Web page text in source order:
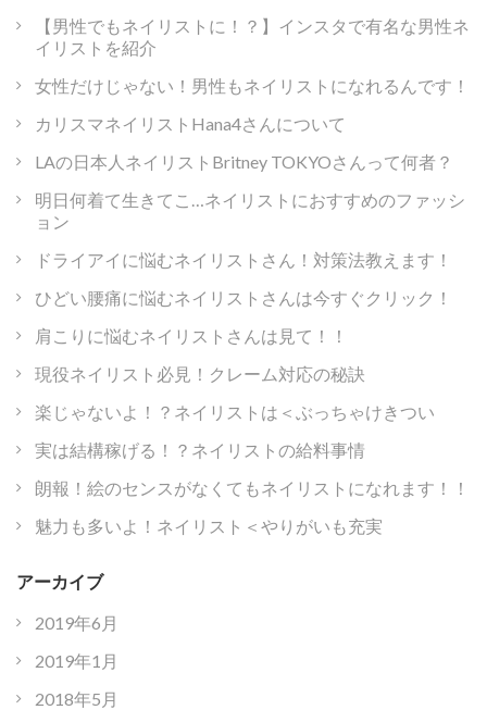
【男性でもネイリストに！？】インスタで有名な男性ネ
イリストを紹介
女性だけじゃない！男性もネイリストになれるんです！
カリスマネイリストHana4さんについて
LAの日本人ネイリストBritney TOKYOさんって何者？
明日何着て生きてこ…ネイリストにおすすめのファッシ
ョン
ドライアイに悩むネイリストさん！対策法教えます！
ひどい腰痛に悩むネイリストさんは今すぐクリック！
肩こりに悩むネイリストさんは見て！！
現役ネイリスト必見！クレーム対応の秘訣
楽じゃないよ！？ネイリストは＜ぶっちゃけきつい
実は結構稼げる！？ネイリストの給料事情
朗報！絵のセンスがなくてもネイリストになれます！！
魅力も多いよ！ネイリスト＜やりがいも充実
アーカイブ
2019年6月
2019年1月
2018年5月